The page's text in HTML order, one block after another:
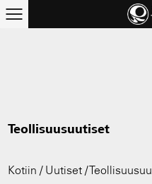
Teollisuusuutiset
Kotiin / Uutiset /